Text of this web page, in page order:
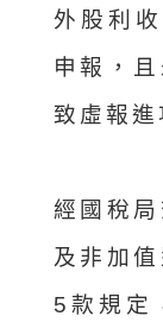
外股利
申報，
致虛報進
經國稅
及非加
5款規定